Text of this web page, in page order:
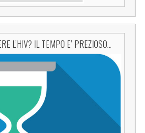
L’HIV? IL TEMPO E’ PREZIOSO…